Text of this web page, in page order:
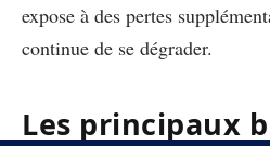
expose à des pertes
continue de se dégrader.
Les principaux